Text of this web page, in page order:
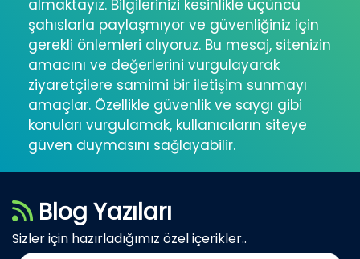
almaktayız. Bilgilerinizi kesinlikle üçüncü
şahıslarla paylaşmıyor ve güvenliğiniz için
gerekli önlemleri alıyoruz. Bu mesaj, sitenizin
amacını ve değerlerini vurgulayarak
ziyaretçilere samimi bir iletişim sunmayı
amaçlar. Özellikle güvenlik ve saygı gibi
konuları vurgulamak, kullanıcıların siteye
güven duymasını sağlayabilir.
Blog Yazıları
Sizler için hazırladığımız özel içerikler..